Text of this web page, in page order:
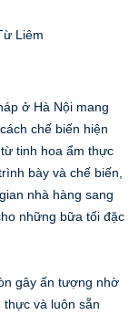
Liêm
ở Hà Nội mang
chế biến hiện
tinh hoa ẩm thực
bày và chế biến,
nhà hàng sang
những bữa tối đặc
gây ấn tượng nhờ
và luôn sẵn